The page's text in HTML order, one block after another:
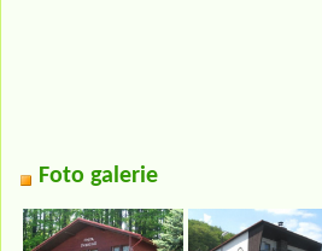
Foto galerie